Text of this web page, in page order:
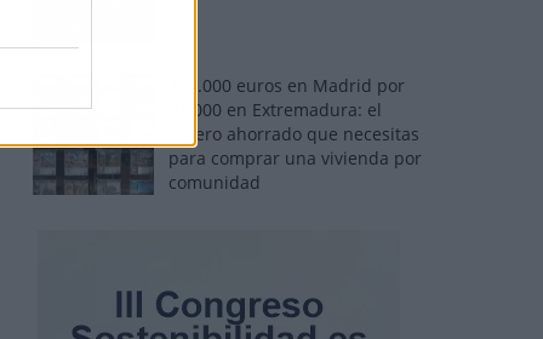
110.000 euros en Madrid por
31.000 en Extremadura: el
dinero ahorrado que necesitas
para comprar una vivienda por
comunidad